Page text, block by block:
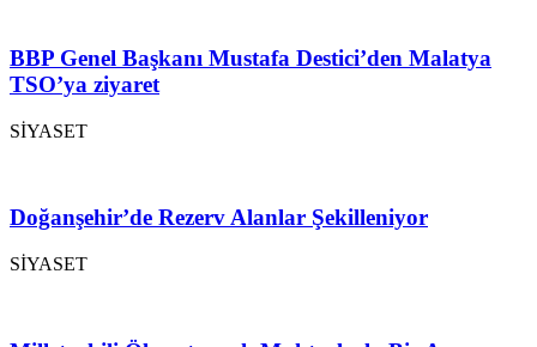
BBP Genel Başkanı Mustafa Destici’den Malatya
TSO’ya ziyaret
SİYASET
Doğanşehir’de Rezerv Alanlar Şekilleniyor
SİYASET